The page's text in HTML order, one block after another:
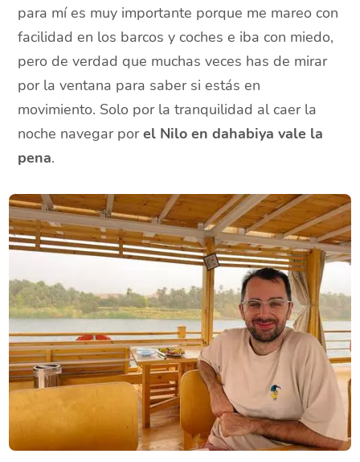
para mí es muy importante porque me mareo con
facilidad en los barcos y coches e iba con miedo,
pero de verdad que muchas veces has de mirar
por la ventana para saber si estás en
movimiento. Solo por la tranquilidad al caer la
noche navegar porel Nilo en dahabiya vale la
pena.